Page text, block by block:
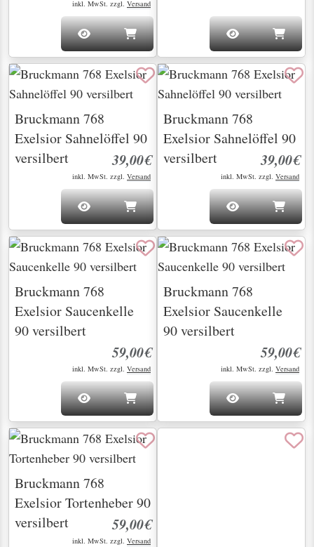
inkl. MwSt. zzgl. Versand
Bruckmann 768
Exelsior Sahnelöffel 90
versilbert
39,00€
inkl. MwSt. zzgl. Versand
Bruckmann 768
Exelsior Sahnelöffel 90
versilbert
39,00€
inkl. MwSt. zzgl. Versand
Bruckmann 768
Exelsior Saucenkelle
90 versilbert
59,00€
inkl. MwSt. zzgl. Versand
Bruckmann 768
Exelsior Saucenkelle
90 versilbert
59,00€
inkl. MwSt. zzgl. Versand
Bruckmann 768
Exelsior Tortenheber 90
versilbert
59,00€
inkl. MwSt. zzgl. Versand